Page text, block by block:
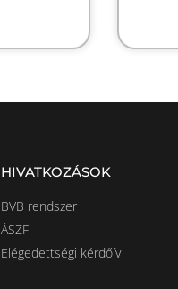
HIVATKOZÁSOK
BVB rendszer
ÁSZF
Elégedettségi kérdőív